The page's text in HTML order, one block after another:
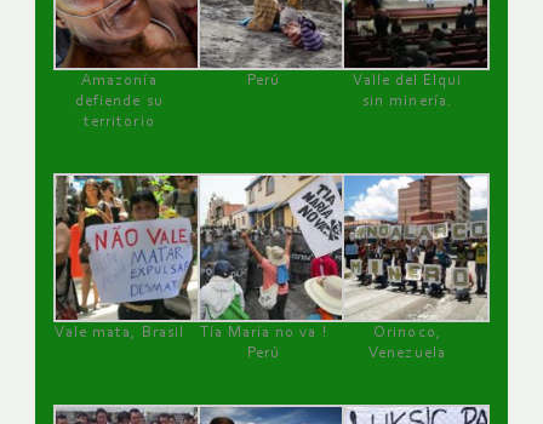
Amazonía
defiende su
territorio
Perú
Valle del Elqui
sin minería.
Vale mata, Brasil
Tía María no va !
Perú
Orinoco,
Venezuela